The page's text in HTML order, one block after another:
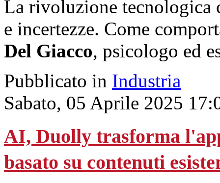
La rivoluzione tecnologica
e incertezze. Come
Del Giacco, psicologo ed
Pubblicato in Industria
Sabato, 05 Aprile 2025
AI, Duolly trasforma
basato su contenuti